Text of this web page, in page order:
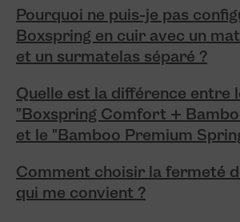
Pourquoi ne puis-je pas
Boxspring en cuir avec un
et un surmatelas séparé ?
Quelle est la différence entre
"Boxspring Comfort +
et le "Bamboo Premium
Comment choisir la fermeté
qui me convient ?